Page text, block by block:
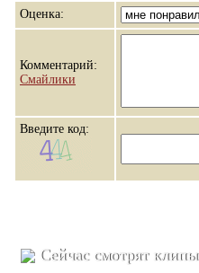
Оценка:
Комментарий:
Смайлики
Введите код:
Сейчас смотрят клипы